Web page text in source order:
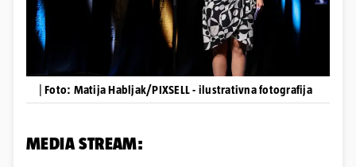
Foto: Matija Habljak/PIXSELL - ilustrativna fotografija
MEDIA STREAM: